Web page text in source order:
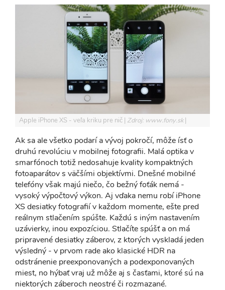
Apple iPhone XS - veľa kriku pre nič Zdroj: www.fony.sk
Ak sa ale všetko podarí a vývoj pokročí, môže ísť o
druhú revolúciu v mobilnej fotografii. Malá optika v
smarfónoch totiž nedosahuje kvality kompaktných
fotoaparátov s väčšími objektívmi. Dnešné mobilné
telefóny však majú niečo, čo bežný foťák nemá -
vysoký výpočtový výkon. Aj vďaka nemu robí iPhone
XS desiatky fotografií v každom momente, ešte pred
reálnym stlačením spúšte. Každú s iným nastavením
uzávierky, inou expozíciou. Stlačíte spúšť a on má
pripravené desiatky záberov, z ktorých vyskladá jeden
výsledný - v prvom rade ako klasické HDR na
odstránenie preexponovaných a podexponovaných
miest, no hýbať vraj už môže aj s časťami, ktoré sú na
niektorých záberoch neostré či rozmazané.